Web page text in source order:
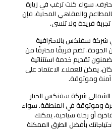
سواء كنت ترغب في زيارة
والمقاهي المحلية، فإن
فريدة ولا تنسى.
شركة سفنكس بالاحترافية
تضم فريقًا محترفًا من
يضمنون تقديم خدمة استثنائية
يمكن للعملاء الاعتماد على
وموثوقة.
الشمالي شركة سفنكس الخيار
وموثوقة في المنطقة. سواء
أو رحلة سياحية، يمكنك
بأفضل الطرق الممكنة